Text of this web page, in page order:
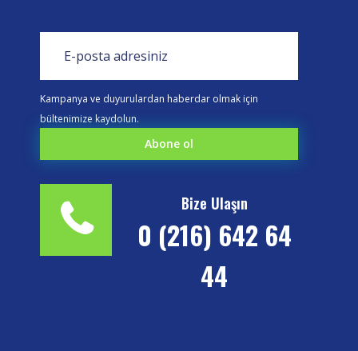
Kampanya ve duyurulardan haberdar olmak için
bültenimize kaydolun.
Bize Ulaşın
0 (216) 642 64
44